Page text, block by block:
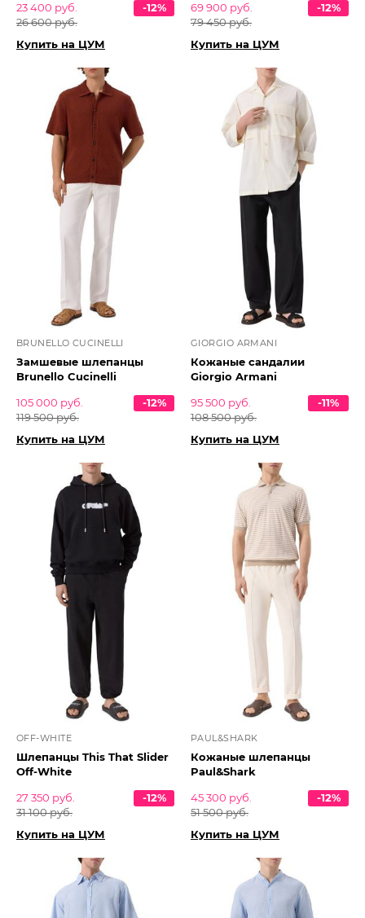
23 400 руб.
26 600 руб.
-12%
Купить на ЦУМ
69 900 руб.
79 450 руб.
-12%
Купить на ЦУМ
BRUNELLO CUCINELLI
Замшевые шлепанцы
Brunello Cucinelli
105 000 руб.
119 500 руб.
-12%
Купить на ЦУМ
GIORGIO ARMANI
Кожаные сандалии
Giorgio Armani
95 500 руб.
108 500 руб.
-11%
Купить на ЦУМ
OFF-WHITE
Шлепанцы This That Slider
Off-White
27 350 руб.
31 100 руб.
-12%
Купить на ЦУМ
PAUL&SHARK
Кожаные шлепанцы
Paul&Shark
45 300 руб.
51 500 руб.
-12%
Купить на ЦУМ